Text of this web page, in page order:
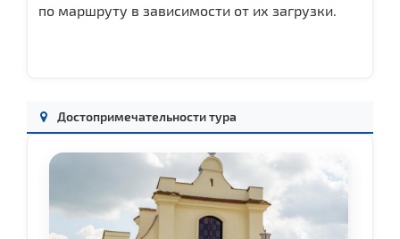
по маршруту в зависимости от их загрузки.
Достопримечательности тура